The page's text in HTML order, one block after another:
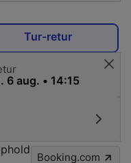
Tur-retur
Booking.com